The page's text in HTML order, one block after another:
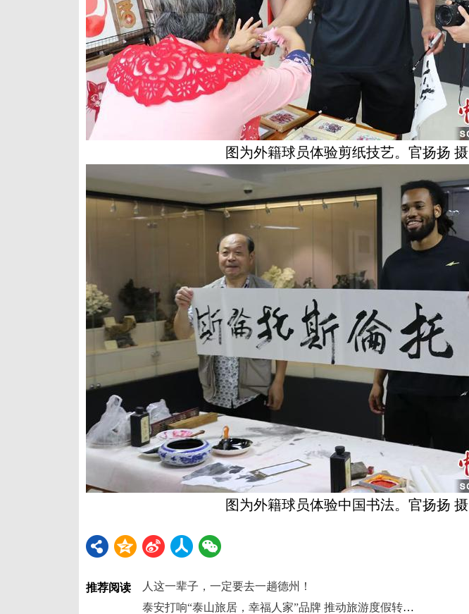
图为外籍球员体验剪纸技艺。官扬扬 摄
图为外籍球员体验中国书法。官扬扬 摄
推荐阅读
人这一辈子，一定要去一趟德州！
泰安打响“泰山旅居，幸福人家”品牌 推动旅游度假转型升级